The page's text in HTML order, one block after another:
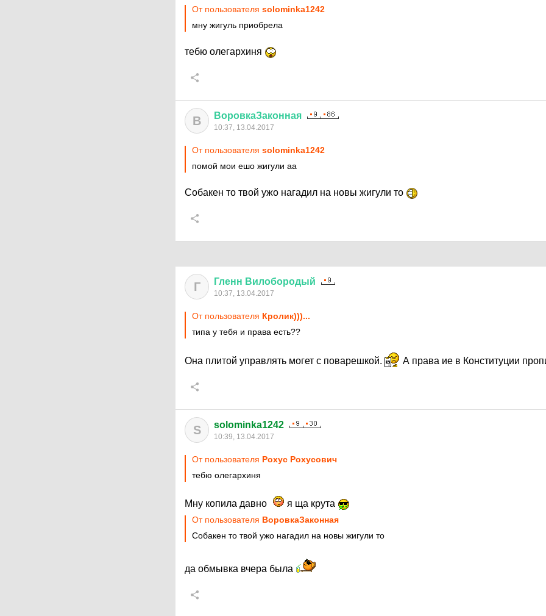
От пользователя solominka1242
мну жигуль приобрела
тебю олегархиня
В ВоровкаЗаконная
10:37, 13.04.2017
От пользователя solominka1242
помой мои ешо жигули аа
Собакен то твой ужо нагадил на новы жигули то
Г Гленн Вилобородый
10:37, 13.04.2017
От пользователя Кролик)))...
типа у тебя и права есть??
Она плитой управлять могет с поварешкой. А права ие в Конституции
S solominka1242
10:39, 13.04.2017
От пользователя Рохус Рохусович
тебю олегархиня
Мну копила давно я ща крута
От пользователя ВоровкаЗаконная
Собакен то твой ужо нагадил на новы жигули то
да обмывка вчера была